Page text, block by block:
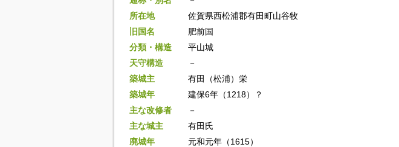
所在地
佐賀県西松浦郡有田町山谷牧
旧国名
肥前国
分類・構造
平山城
天守構造
－
築城主
有田（松浦）栄
築城年
建保6年（1218）？
主な改修者
－
主な城主
有田氏
廃城年
元和元年（1615）